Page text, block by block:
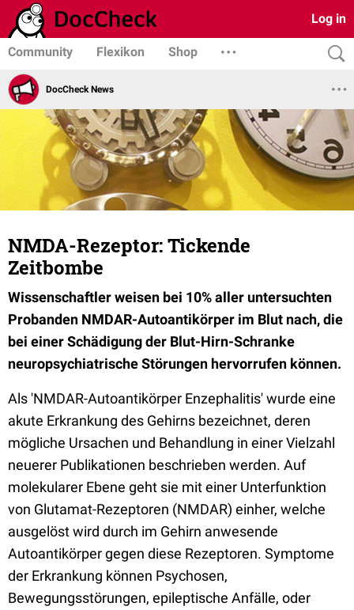
Log in
Community Flexikon Shop
DocCheck News
NMDA-Rezeptor: Tickende
Zeitbombe
Wissenschaftler weisen bei 10% aller untersuchten
Probanden NMDAR-Autoantikörper im Blut nach, die
bei einer Schädigung der Blut-Hirn-Schranke
neuropsychiatrische Störungen hervorrufen können.
Als 'NMDAR-Autoantikörper Enzephalitis' wurde eine
akute Erkrankung des Gehirns bezeichnet, deren
mögliche Ursachen und Behandlung in einer Vielzahl
neuerer Publikationen beschrieben werden. Auf
molekularer Ebene geht sie mit einer Unterfunktion
von Glutamat-Rezeptoren (NMDAR) einher, welche
ausgelöst wird durch im Gehirn anwesende
Autoantikörper gegen diese Rezeptoren. Symptome
der Erkrankung können Psychosen,
Bewegungsstörungen, epileptische Anfälle, oder